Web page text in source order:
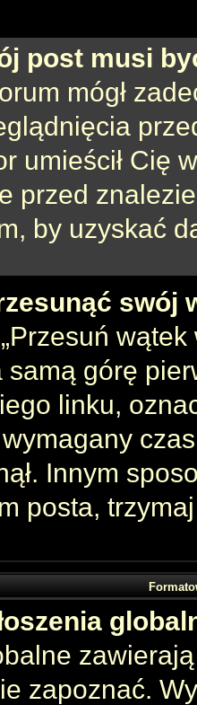
post musi
mógł
umieścił Cię
przed
by uzyskać
swój
górę
linku,
Innym
posta,
zapoznać.